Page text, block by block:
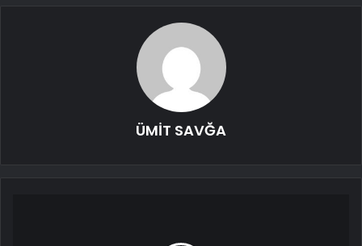
ÜMİT SAVĞA